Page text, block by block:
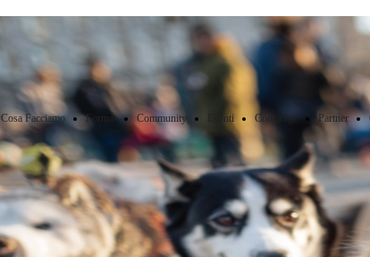
Cosa Facciamo Format Community Eventi Concierge Partner